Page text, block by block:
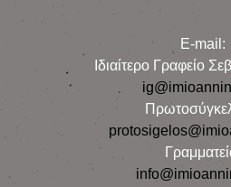
E-mail:
Iδιαίτερο Γραφείο